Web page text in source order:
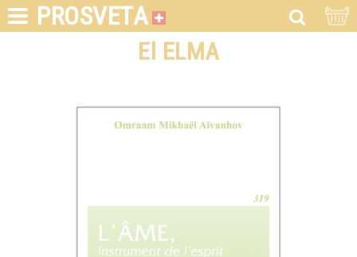
PROSVETA
El ELMA